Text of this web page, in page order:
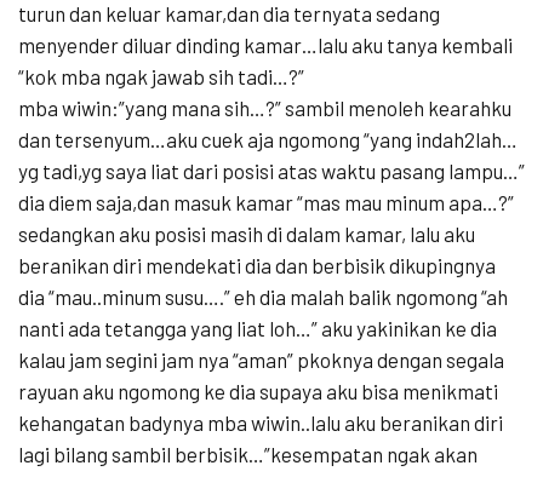
turun dan keluar kamar,dan dia ternyata sedang
menyender diluar dinding kamar…lalu aku tanya kembali
“kok mba ngak jawab sih tadi…?”
mba wiwin:”yang mana sih…?” sambil menoleh kearahku
dan tersenyum…aku cuek aja ngomong “yang indah2lah…
yg tadi,yg saya liat dari posisi atas waktu pasang lampu…”
dia diem saja,dan masuk kamar “mas mau minum apa…?”
sedangkan aku posisi masih di dalam kamar, lalu aku
beranikan diri mendekati dia dan berbisik dikupingnya
dia “mau..minum susu….” eh dia malah balik ngomong “ah
nanti ada tetangga yang liat loh…” aku yakinikan ke dia
kalau jam segini jam nya “aman” pkoknya dengan segala
rayuan aku ngomong ke dia supaya aku bisa menikmati
kehangatan badynya mba wiwin..lalu aku beranikan diri
lagi bilang sambil berbisik…”kesempatan ngak akan